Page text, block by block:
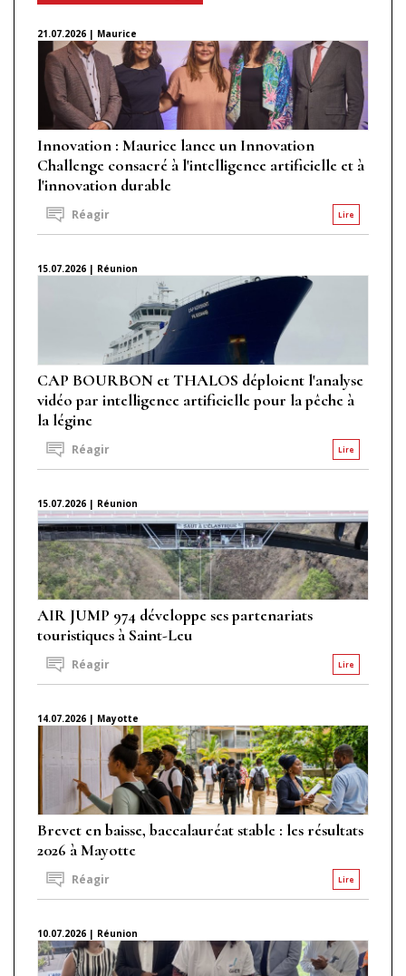
21.07.2026 | Maurice
Innovation : Maurice lance un Innovation
Challenge consacré à l'intelligence artificielle et à
l'innovation durable
Lire
Réagir
15.07.2026 | Réunion
CAP BOURBON et THALOS déploient l'analyse
vidéo par intelligence artificielle pour la pêche à
la légine
Lire
Réagir
15.07.2026 | Réunion
AIR JUMP 974 développe ses partenariats
touristiques à Saint-Leu
Lire
Réagir
14.07.2026 | Mayotte
Brevet en baisse, baccalauréat stable : les résultats
2026 à Mayotte
Lire
Réagir
10.07.2026 | Réunion